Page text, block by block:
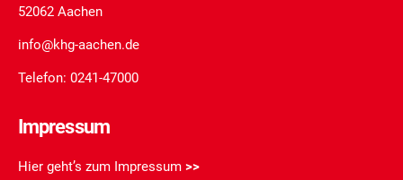
52062 Aachen
info@khg-aachen.de
Telefon: 0241-47000
Impressum
Hier geht’s zum Impressum >>